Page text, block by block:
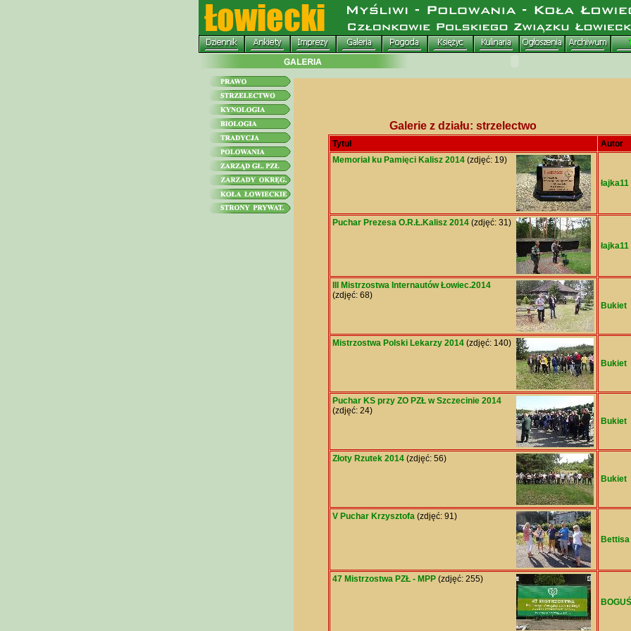
Galerie z działu: strzelectwo
Tytuł
Autor
Memoriał ku Pamięci Kalisz 2014(zdjęć: 19)
łajka11
Puchar Prezesa O.R.Ł.Kalisz 2014(zdjęć: 31)
łajka11
III Mistrzostwa Internautów Łowiec.2014
(zdjęć: 68)
Bukiet
Mistrzostwa Polski Lekarzy 2014(zdjęć: 140)
Bukiet
Puchar KS przy ZO PZŁ w Szczecinie 2014
(zdjęć: 24)
Bukiet
Złoty Rzutek 2014(zdjęć: 56)
Bukiet
V Puchar Krzysztofa(zdjęć: 91)
Bettisa
47 Mistrzostwa PZŁ - MPP (zdjęć: 255)
BOGUŚ